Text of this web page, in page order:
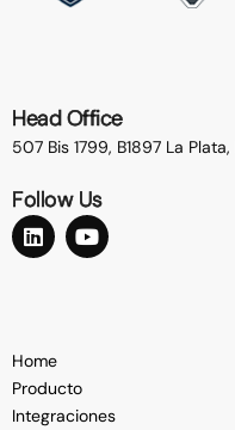
Head Office
507 Bis 1799, B1897 La Plata,
Follow Us
Home
Producto
Integraciones